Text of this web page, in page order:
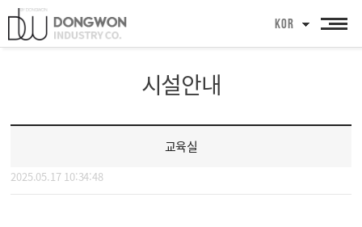
KOR
시설안내
교육실
2025.05.17 10:34:48